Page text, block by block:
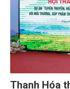
Thanh Hóa